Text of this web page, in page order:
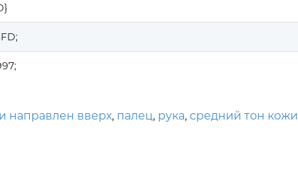
направлен вверх, палец, рука, средний тон кожи